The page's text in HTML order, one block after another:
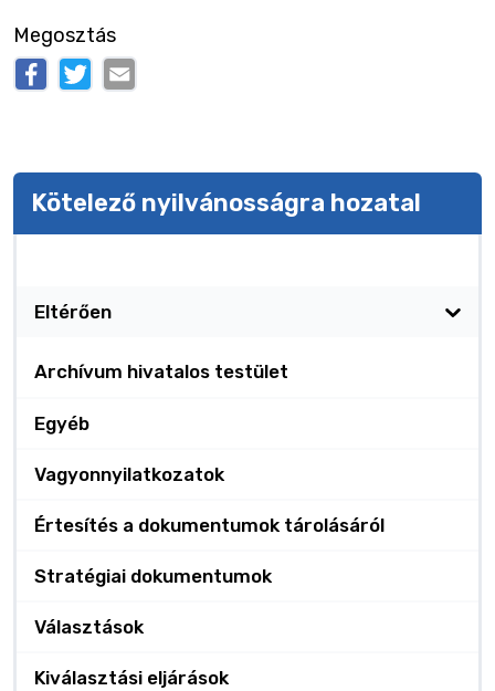
Megosztás
Kötelező nyilvánosságra hozatal
Eltérően
Archívum hivatalos testület
Egyéb
Vagyonnyilatkozatok
Értesítés a dokumentumok tárolásáról
Stratégiai dokumentumok
Választások
Kiválasztási eljárások